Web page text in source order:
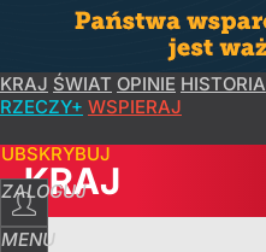
KRAJ ŚWIAT OPINIE HISTORIA
RZECZY+ WSPIERAJ
ZALOGUJ
MENU
KRAJ